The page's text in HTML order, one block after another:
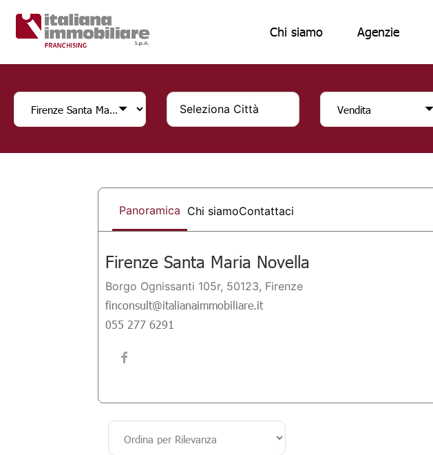
Chi siamo Agenzie
Seleziona Città
Panoramica Chi siamoContattaci
Firenze Santa Maria Novella
Borgo Ognissanti 105r, 50123, Firenze
finconsult@italianaimmobiliare.it
055 277 6291